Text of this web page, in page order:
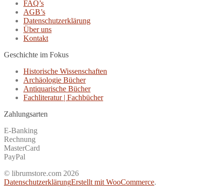
FAQ’s
AGB’s
Datenschutzerklärung
Über uns
Kontakt
Geschichte im Fokus
Historische Wissenschaften
Archäologie Bücher
Antiquarische Bücher
Fachliteratur | Fachbücher
Zahlungsarten
E-Banking
Rechnung
MasterCard
PayPal
© librumstore.com 2026
DatenschutzerklärungErstellt mit WooCommerce.